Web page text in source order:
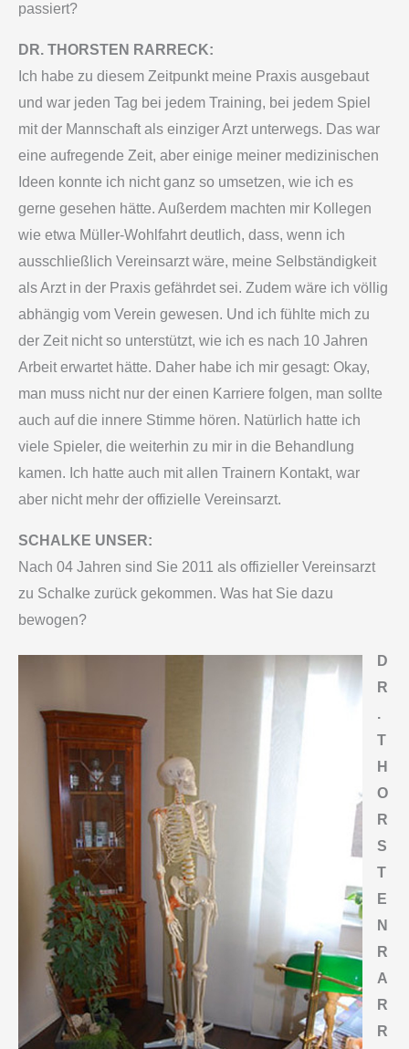
passiert?
DR. THORSTEN RARRECK:
Ich habe zu diesem Zeitpunkt meine Praxis ausgebaut
und war jeden Tag bei jedem Training, bei jedem Spiel
mit der Mannschaft als einziger Arzt unterwegs. Das war
eine aufregende Zeit, aber einige meiner medizinischen
Ideen konnte ich nicht ganz so umsetzen, wie ich es
gerne gesehen hätte. Außerdem machten mir Kollegen
wie etwa Müller-Wohlfahrt deutlich, dass, wenn ich
ausschließlich Vereinsarzt wäre, meine Selbständigkeit
als Arzt in der Praxis gefährdet sei. Zudem wäre ich völlig
abhängig vom Verein gewesen. Und ich fühlte mich zu
der Zeit nicht so unterstützt, wie ich es nach 10 Jahren
Arbeit erwartet hätte. Daher habe ich mir gesagt: Okay,
man muss nicht nur der einen Karriere folgen, man sollte
auch auf die innere Stimme hören. Natürlich hatte ich
viele Spieler, die weiterhin zu mir in die Behandlung
kamen. Ich hatte auch mit allen Trainern Kontakt, war
aber nicht mehr der offizielle Vereinsarzt.
SCHALKE UNSER:
Nach 04 Jahren sind Sie 2011 als offizieller Vereinsarzt
zu Schalke zurück gekommen. Was hat Sie dazu
bewogen?
D
R
.
T
H
O
R
S
T
E
N
R
A
R
R